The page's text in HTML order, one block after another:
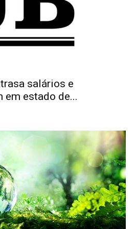
salários e
em estado de...